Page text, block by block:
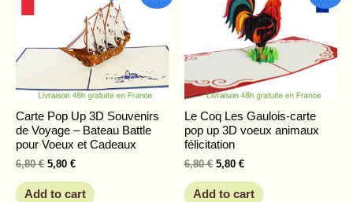
Carte Pop Up 3D Souvenirs
de Voyage – Bateau Battle
pour Voeux et Cadeaux
6,80€ 5,80 €
is:
5,80 €.
Add to cart
Le Coq Les Gaulois-carte
pop up 3D voeux animaux
félicitation
6,80€
price
was:
6,80 €.
5,80 €
price
is:
5,80 €.
Add to cart